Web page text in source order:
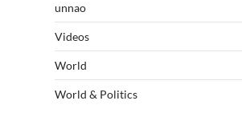
unnao
Videos
World
World & Politics